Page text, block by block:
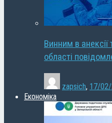
Винним в анексії
області
zapsich, 17/
Економіка